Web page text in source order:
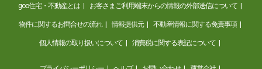
専有面積 30.49m²
間取り
1K
福井県福井市二の宮２丁目
goo住宅・不動産とは お客さまご利用端末からの情報の外部送信について
物件に関するお問合せの流れ 情報提供元 不動産情報に関する免責事項
個人情報の取り扱いについて 消費税に関する表記について